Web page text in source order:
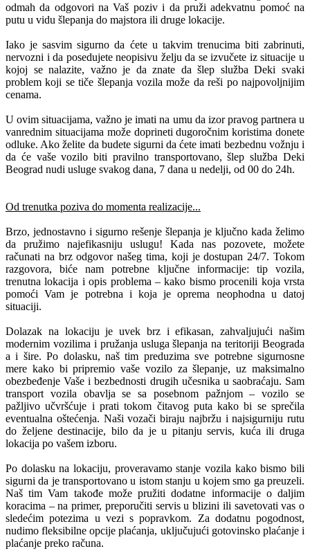
odmah da odgovori na Vaš poziv i da pruži adekvatnu pomoć na
putu u vidu šlepanja do majstora ili druge lokacije.
Iako je sasvim sigurno da ćete u takvim trenucima biti zabrinuti,
nervozni i da posedujete neopisivu želju da se izvučete iz situacije u
kojoj se nalazite, važno je da znate da šlep služba Deki svaki
problem koji se tiče šlepanja vozila može da reši po najpovoljnijim
cenama.
U ovim situacijama, važno je imati na umu da izor pravog partnera u
vanrednim situacijama može doprineti dugoročnim koristima donete
odluke. Ako želite da budete sigurni da ćete imati bezbednu vožnju i
da će vaše vozilo biti pravilno transportovano, šlep služba Deki
Beograd nudi usluge svakog dana, 7 dana u nedelji, od 00 do 24h.
Od trenutka poziva do momenta realizacije...
Brzo, jednostavno i sigurno rešenje šlepanja je ključno kada želimo
da pružimo najefikasniju uslugu! Kada nas pozovete, možete
računati na brz odgovor našeg tima, koji je dostupan 24/7. Tokom
razgovora, biće nam potrebne ključne informacije: tip vozila,
trenutna lokacija i opis problema – kako bismo procenili koja vrsta
pomoći Vam je potrebna i koja je oprema neophodna u datoj
situaciji.
Dolazak na lokaciju je uvek brz i efikasan, zahvaljujući našim
modernim vozilima i pružanja usluga šlepanja na teritoriji Beograda
a i šire. Po dolasku, naš tim preduzima sve potrebne sigurnosne
mere kako bi pripremio vaše vozilo za šlepanje, uz maksimalno
obezbeđenje Vaše i bezbednosti drugih učesnika u saobraćaju. Sam
transport vozila obavlja se sa posebnom pažnjom – vozilo se
pažljivo učvršćuje i prati tokom čitavog puta kako bi se sprečila
eventualna oštećenja. Naši vozači biraju najbržu i najsigurniju rutu
do željene destinacije, bilo da je u pitanju servis, kuća ili druga
lokacija po vašem izboru.
Po dolasku na lokaciju, proveravamo stanje vozila kako bismo bili
sigurni da je transportovano u istom stanju u kojem smo ga preuzeli.
Naš tim Vam takođe može pružiti dodatne informacije o daljim
koracima – na primer, preporučiti servis u blizini ili savetovati vas o
sledećim potezima u vezi s popravkom. Za dodatnu pogodnost,
nudimo fleksibilne opcije plaćanja, uključujući gotovinsko plaćanje i
plaćanje preko računa.